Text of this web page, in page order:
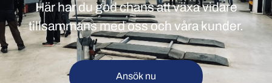
Här har du god chans att växa vidare
tillsammans med oss och våra kunder.
Ansök nu